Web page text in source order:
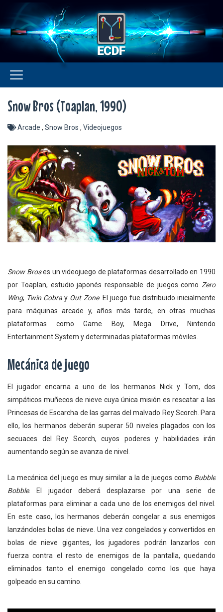
Snow Bros (Toaplan, 1990)
Arcade , Snow Bros , Videojuegos
Snow Broses un videojuego de plataformas desarrollado en 1990
por Toaplan, estudio japonés responsable de juegos como Zero
Wing, Twin Cobra y Out Zone. El juego fue distribuido inicialmente
para máquinas arcade y, años más tarde, en otras muchas
plataformas como Game Boy, Mega Drive, Nintendo
Entertainment System y determinadas plataformas móviles.
Mecánica de juego
El jugador encarna a uno de los hermanos Nick y Tom, dos
simpáticos muñecos de nieve cuya única misión es rescatar a las
Princesas de Escarcha de las garras del malvado Rey Scorch. Para
ello, los hermanos deberán superar 50 niveles plagados con los
secuaces del Rey Scorch, cuyos poderes y habilidades irán
aumentando según se avanza de nivel.
La mecánica del juego es muy similar a la de juegos como Bubble
Bobble. El jugador deberá desplazarse por una serie de
plataformas para eliminar a cada uno de los enemigos del nivel.
En este caso, los hermanos deberán congelar a sus enemigos
lanzándoles bolas de nieve. Una vez congelados y convertidos en
bolas de nieve gigantes, los jugadores podrán lanzarlos con
fuerza contra el resto de enemigos de la pantalla, quedando
eliminados tanto el enemigo congelado como los que haya
golpeado en su camino.